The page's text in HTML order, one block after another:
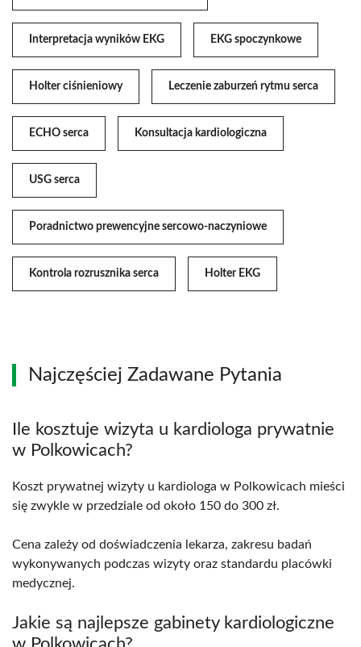
Interpretacja wyników EKG EKG spoczynkowe
Holter ciśnieniowy Leczenie zaburzeń rytmu serca
ECHO serca Konsultacja kardiologiczna
USG serca
Poradnictwo prewencyjne sercowo-naczyniowe
Kontrola rozrusznika serca Holter EKG
Najczęściej Zadawane Pytania
Ile kosztuje wizyta u kardiologa prywatnie
w Polkowicach?
Koszt prywatnej wizyty u kardiologa w Polkowicach mieści
się zwykle w przedziale od około 150 do 300 zł.
Cena zależy od doświadczenia lekarza, zakresu badań
wykonywanych podczas wizyty oraz standardu placówki
medycznej.
Jakie są najlepsze gabinety kardiologiczne
w Polkowicach?